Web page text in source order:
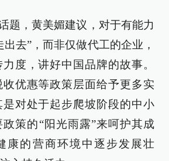
题，黄美媚建议，对于有能力
去”，而非仅做代工的企业，
度，讲好中国品牌的故事。
收优惠等政策层面给予更多实
对处于起步爬坡阶段的中小
策的“阳光雨露”来呵护其成
康的营商环境中逐步发展壮